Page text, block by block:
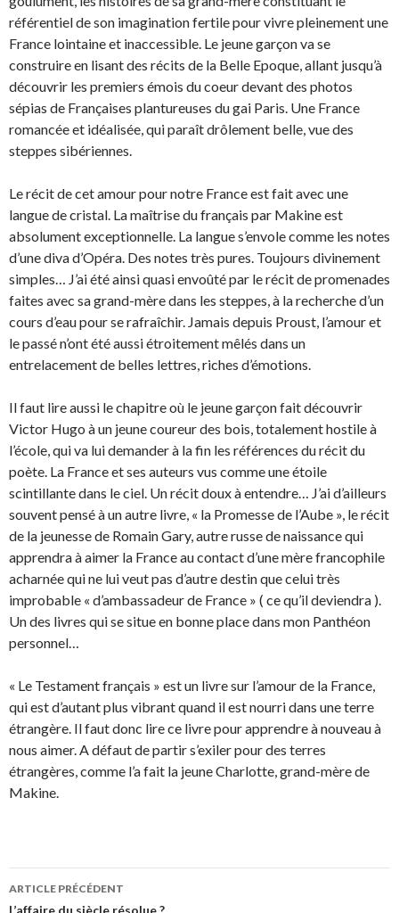
référentiel de son imagination fertile pour vivre pleinement une
France lointaine et inaccessible. Le jeune garçon va se
construire en lisant des récits de la Belle Epoque, allant jusqu’à
découvrir les premiers émois du coeur devant des photos
sépias de Françaises plantureuses du gai Paris. Une France
romancée et idéalisée, qui paraît drôlement belle, vue des
steppes sibériennes.
Le récit de cet amour pour notre France est fait avec une
langue de cristal. La maîtrise du français par Makine est
absolument exceptionnelle. La langue s’envole comme les notes
d’une diva d’Opéra. Des notes très pures. Toujours divinement
simples… J’ai été ainsi quasi envoûté par le récit de promenades
faites avec sa grand-mère dans les steppes, à la recherche d’un
cours d’eau pour se rafraîchir. Jamais depuis Proust, l’amour et
le passé n’ont été aussi étroitement mêlés dans un
entrelacement de belles lettres, riches d’émotions.
Il faut lire aussi le chapitre où le jeune garçon fait découvrir
Victor Hugo à un jeune coureur des bois, totalement hostile à
l’école, qui va lui demander à la fin les références du récit du
poète. La France et ses auteurs vus comme une étoile
scintillante dans le ciel. Un récit doux à entendre… J’ai d’ailleurs
souvent pensé à un autre livre, « la Promesse de l’Aube », le récit
de la jeunesse de Romain Gary, autre russe de naissance qui
apprendra à aimer la France au contact d’une mère francophile
acharnée qui ne lui veut pas d’autre destin que celui très
improbable « d’ambassadeur de France » ( ce qu’il deviendra ).
Un des livres qui se situe en bonne place dans mon Panthéon
personnel…
« Le Testament français » est un livre sur l’amour de la France,
qui est d’autant plus vibrant quand il est nourri dans une terre
étrangère. Il faut donc lire ce livre pour apprendre à nouveau à
nous aimer. A défaut de partir s’exiler pour des terres
étrangères, comme l’a fait la jeune Charlotte, grand-mère de
Makine.
Navigation
ARTICLE PRÉCÉDENT